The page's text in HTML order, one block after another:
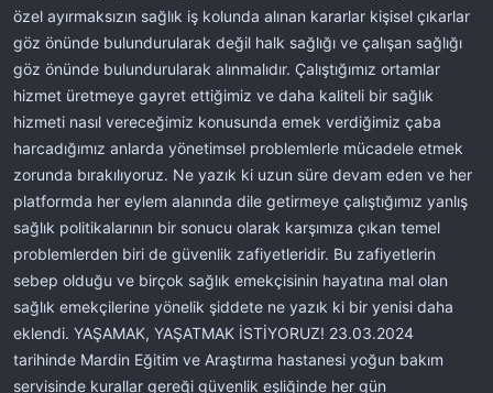
özel ayırmaksızın sağlık iş kolunda alınan kararlar kişisel çıkarlar
göz önünde bulundurularak değil halk sağlığı ve çalışan sağlığı
göz önünde bulundurularak alınmalıdır. Çalıştığımız ortamlar
hizmet üretmeye gayret ettiğimiz ve daha kaliteli bir sağlık
hizmeti nasıl vereceğimiz konusunda emek verdiğimiz çaba
harcadığımız anlarda yönetimsel problemlerle mücadele etmek
zorunda bırakılıyoruz. Ne yazık ki uzun süre devam eden ve her
platformda her eylem alanında dile getirmeye çalıştığımız yanlış
sağlık politikalarının bir sonucu olarak karşımıza çıkan temel
problemlerden biri de güvenlik zafiyetleridir. Bu zafiyetlerin
sebep olduğu ve birçok sağlık emekçisinin hayatına mal olan
sağlık emekçilerine yönelik şiddete ne yazık ki bir yenisi daha
eklendi. YAŞAMAK, YAŞATMAK İSTİYORUZ! 23.03.2024
tarihinde Mardin Eğitim ve Araştırma hastanesi yoğun bakım
servisinde kurallar gereği güvenlik eşliğinde her gün